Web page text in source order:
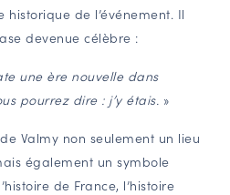
de l’événement. Il
devenue célèbre :
une ère nouvelle dans
pourrez dire : j’y étais. »
Valmy non seulement un lieu
également un symbole
de France, l’histoire